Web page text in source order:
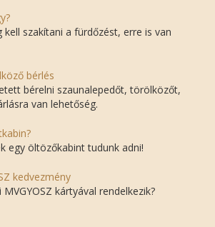
kell szakítani a fürdőzést, erre is van
bérlés
bérelni szaunalepedőt, törölközőt,
van lehetőség.
egy öltözőkabint tudunk adni!
kedvezmény
kártyával rendelkezik?